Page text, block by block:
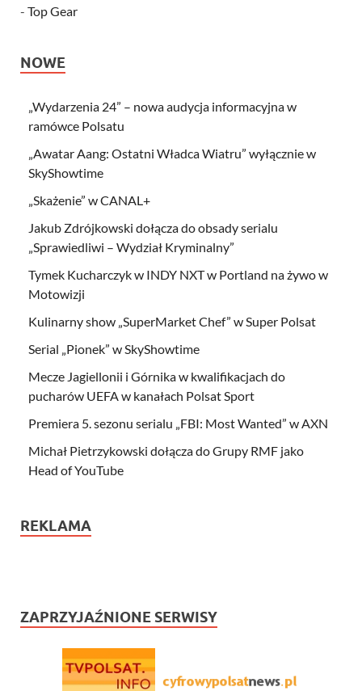
- Top Gear
NOWE
„Wydarzenia 24” – nowa audycja informacyjna w
ramówce Polsatu
„Awatar Aang: Ostatni Władca Wiatru” wyłącznie w
SkyShowtime
„Skażenie” w CANAL+
Jakub Zdrójkowski dołącza do obsady serialu
„Sprawiedliwi – Wydział Kryminalny”
Tymek Kucharczyk w INDY NXT w Portland na żywo w
Motowizji
Kulinarny show „SuperMarket Chef” w Super Polsat
Serial „Pionek” w SkyShowtime
Mecze Jagiellonii i Górnika w kwalifikacjach do
pucharów UEFA w kanałach Polsat Sport
Premiera 5. sezonu serialu „FBI: Most Wanted” w AXN
Michał Pietrzykowski dołącza do Grupy RMF jako
Head of YouTube
REKLAMA
ZAPRZYJAŹNIONE SERWISY